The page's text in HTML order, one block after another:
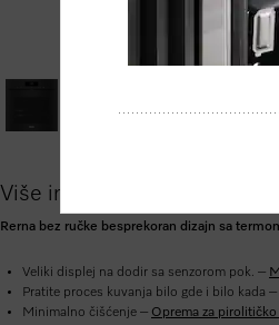
Više informacija o proizvodu
Rerna bez ručke besprekoran dizajn sa
Veliki displej na dodir sa senzorom pok. –
Pratite proces kuvanja bilo gde i bilo kada –
Minimalno čišćenje – Oprema za